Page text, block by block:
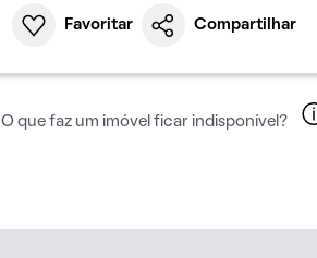
Favoritar Compartilhar
O que faz um imóvel ficar indisponível?